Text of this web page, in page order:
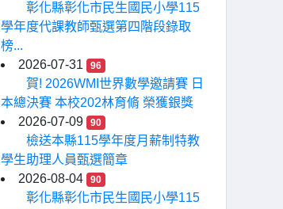
彰化縣彰化市民生國民小學115
學年度代課教師甄選第四階段錄取
榜...
2026-07-31
96
賀! 2026WMI世界數學邀請賽 日
本總決賽 本校202林育脩 榮獲銀獎
2026-07-09
90
檢送本縣115學年度月薪制特教
學生助理人員甄選簡章
2026-08-04
90
彰化縣彰化市民生國民小學115